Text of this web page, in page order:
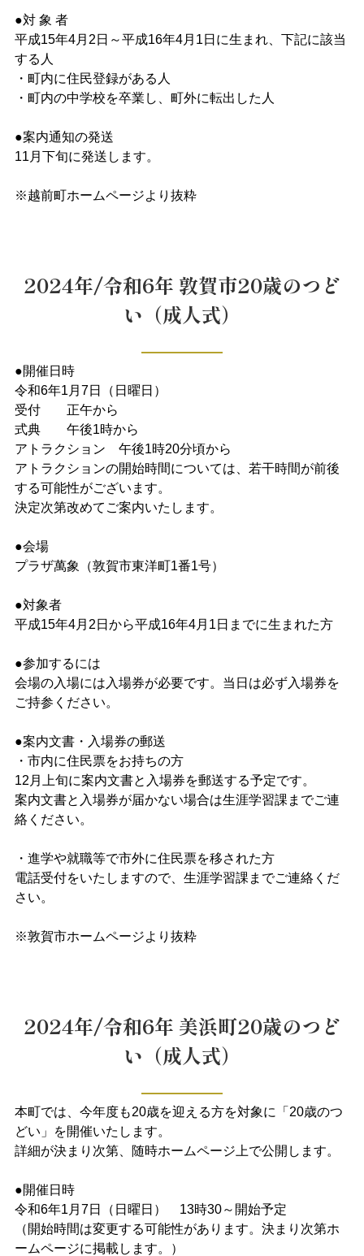
●対 象 者
平成15年4月2日～平成16年4月1日に生まれ、下記に該当
する人
・町内に住民登録がある人
・町内の中学校を卒業し、町外に転出した人
●案内通知の発送
11月下旬に発送します。
※越前町ホームページより抜粋
2024年/令和6年 敦賀市20歳のつど
い（成人式）
●開催日時
令和6年1月7日（日曜日）
受付 正午から
式典 午後1時から
アトラクション 午後1時20分頃から
アトラクションの開始時間については、若干時間が前後
する可能性がございます。
決定次第改めてご案内いたします。
●会場
プラザ萬象（敦賀市東洋町1番1号）
●対象者
平成15年4月2日から平成16年4月1日までに生まれた方
●参加するには
会場の入場には入場券が必要です。当日は必ず入場券を
ご持参ください。
●案内文書・入場券の郵送
・市内に住民票をお持ちの方
12月上旬に案内文書と入場券を郵送する予定です。
案内文書と入場券が届かない場合は生涯学習課までご連
絡ください。
・進学や就職等で市外に住民票を移された方
電話受付をいたしますので、生涯学習課までご連絡くだ
さい。
※敦賀市ホームページより抜粋
2024年/令和6年 美浜町20歳のつど
い（成人式）
本町では、今年度も20歳を迎える方を対象に「20歳のつ
どい」を開催いたします。
詳細が決まり次第、随時ホームページ上で公開します。
●開催日時
令和6年1月7日（日曜日） 13時30～開始予定
（開始時間は変更する可能性があります。決まり次第ホ
ームページに掲載します。）